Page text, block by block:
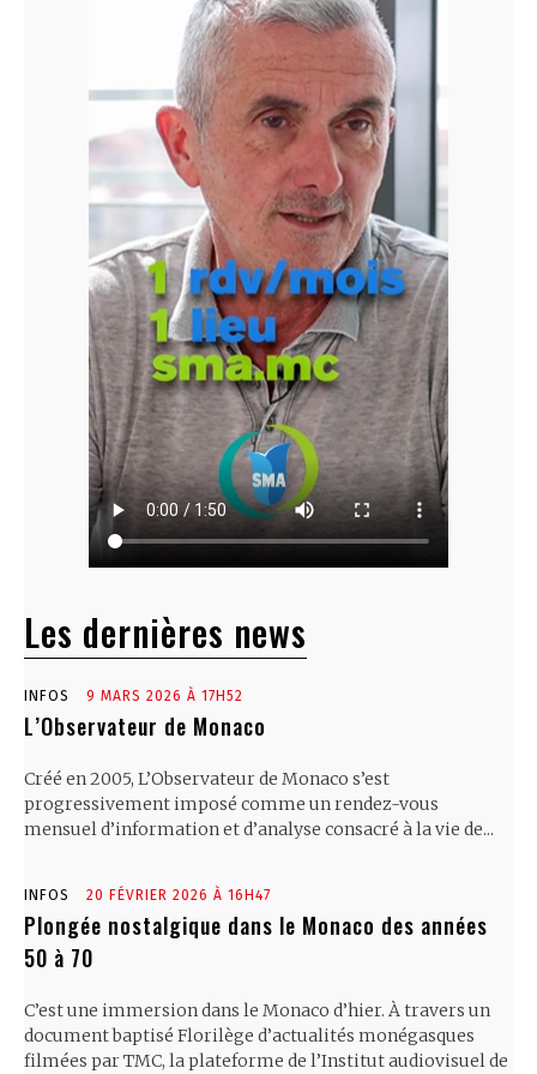
Les dernières news
INFOS 9 MARS 2026 À 17H52
L’Observateur de Monaco
Créé en 2005, L’Observateur de Monaco s’est
progressivement imposé comme un rendez-vous
mensuel d’information et d’analyse consacré à la vie de...
INFOS 20 FÉVRIER 2026 À 16H47
Plongée nostalgique dans le Monaco des années
50 à 70
C’est une immersion dans le Monaco d’hier. À travers un
document baptisé Florilège d’actualités monégasques
filmées par TMC, la plateforme de l’Institut audiovisuel de